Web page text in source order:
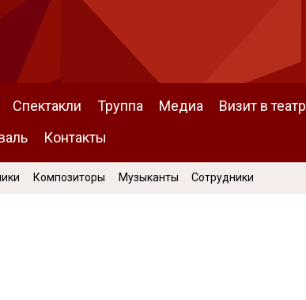
Спектакли Труппа Медиа Визит в театр
Контакты
Композиторы Музыканты Сотрудники